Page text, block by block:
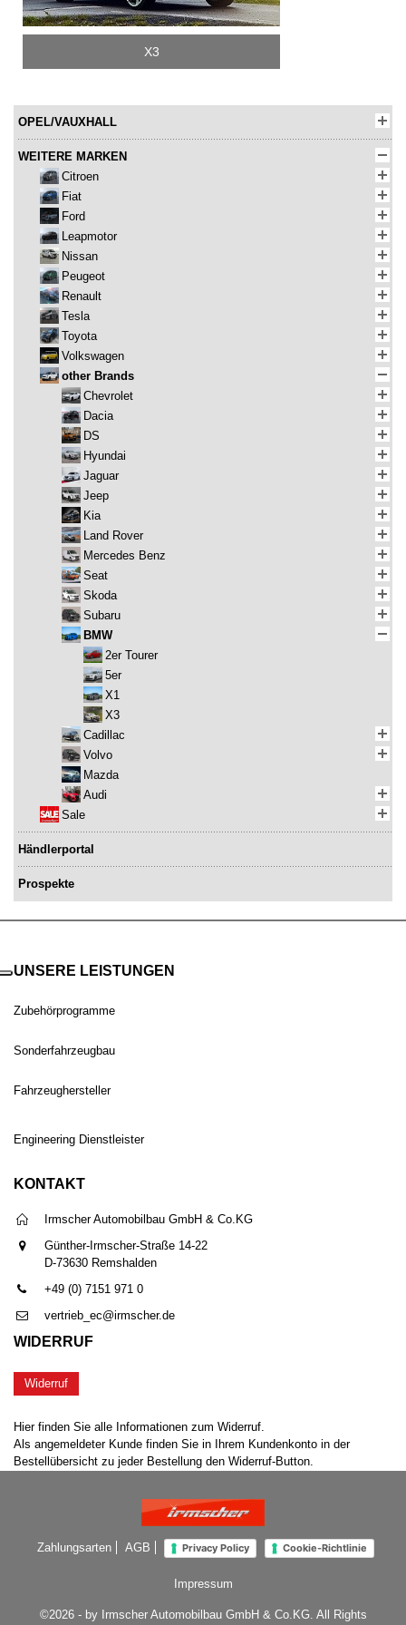
X3
OPEL/VAUXHALL
WEITERE MARKEN
Citroen
Fiat
Ford
Leapmotor
Nissan
Peugeot
Renault
Tesla
Toyota
Volkswagen
other Brands
Chevrolet
Dacia
DS
Hyundai
Jaguar
Jeep
Kia
Land Rover
Mercedes Benz
Seat
Skoda
Subaru
BMW
2er Tourer
5er
X1
X3
Cadillac
Volvo
Mazda
Audi
Sale
Händlerportal
Prospekte
UNSERE LEISTUNGEN
Zubehörprogramme
Sonderfahrzeugbau
Fahrzeughersteller
Engineering Dienstleister
KONTAKT
Irmscher Automobilbau GmbH & Co.KG
Günther-Irmscher-Straße 14-22
D-73630 Remshalden
+49 (0) 7151 971 0
vertrieb_ec@irmscher.de
WIDERRUF
Widerruf
Hier finden Sie alle Informationen zum Widerruf.
Als angemeldeter Kunde finden Sie in Ihrem Kundenkonto in der
Bestellübersicht zu jeder Bestellung den Widerruf-Button.
Zahlungsarten AGB Privacy Policy Cookie-Richtlinie
Impressum
©2026 - by Irmscher Automobilbau GmbH & Co.KG. All Rights